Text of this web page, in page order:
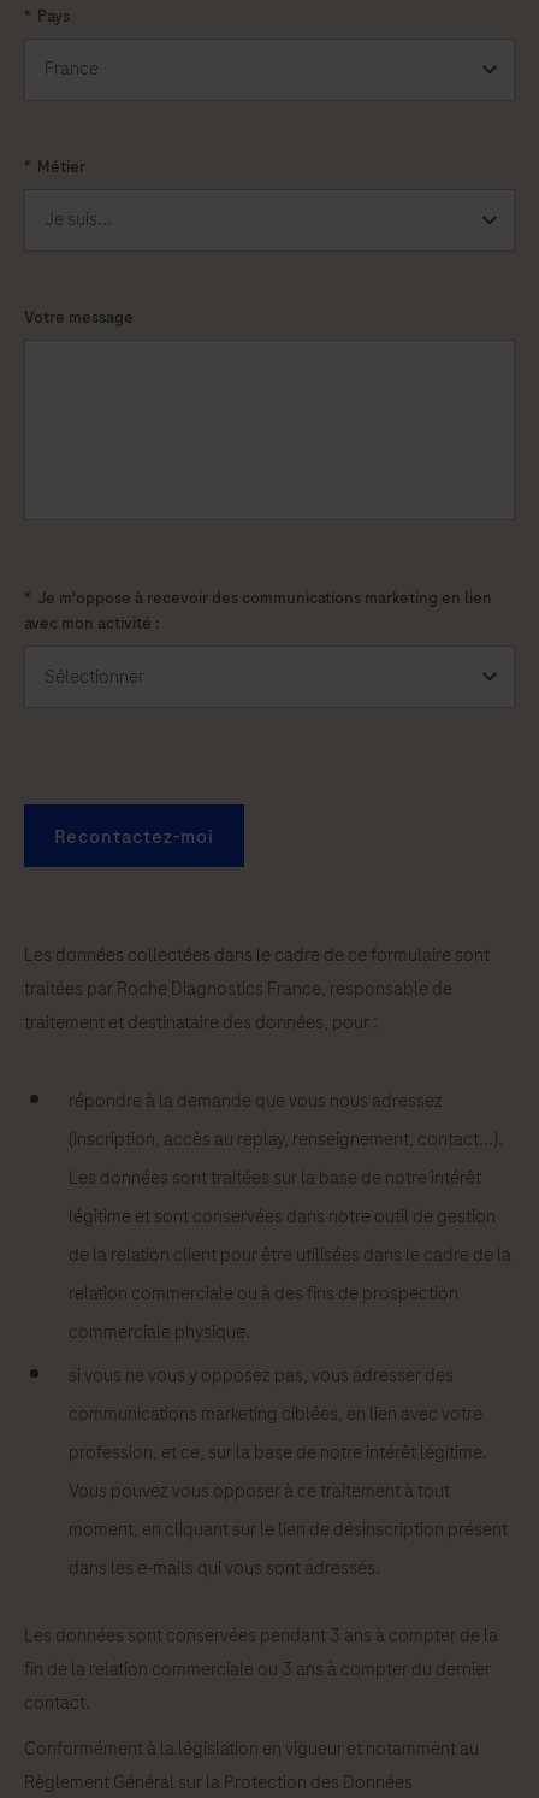
* Pays
* Métier
Votre message
* Je m'oppose à recevoir des communications marketing en lien
avec mon activité :
Recontactez-moi
Les données collectées dans le cadre de ce formulaire sont
traitées par Roche Diagnostics France, responsable de
traitement et destinataire des données, pour :
répondre à la demande que vous nous adressez
(inscription, accès au replay, renseignement, contact...).
Les données sont traitées sur la base de notre intérêt
légitime et sont conservées dans notre outil de gestion
de la relation client pour être utilisées dans le cadre de la
relation commerciale ou à des fins de prospection
commerciale physique.
si vous ne vous y opposez pas, vous adresser des
communications marketing ciblées, en lien avec votre
profession, et ce, sur la base de notre intérêt légitime.
Vous pouvez vous opposer à ce traitement à tout
moment, en cliquant sur le lien de désinscription présent
dans les e-mails qui vous sont adressés.
Les données sont conservées pendant 3 ans à compter de la
fin de la relation commerciale ou 3 ans à compter du dernier
contact.
Conformément à la législation en vigueur et notamment au
Règlement Général sur la Protection des Données